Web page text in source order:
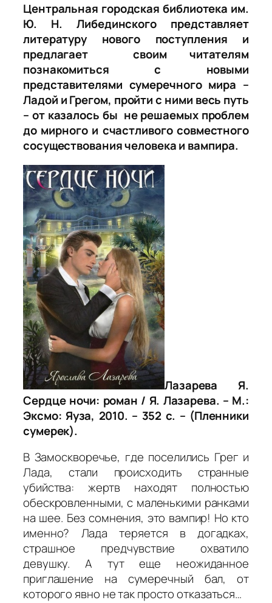
Центральная городская библиотека им.
Ю. Н. Либединского представляет
литературу нового поступления и
предлагает своим читателям
познакомиться с новыми
представителями сумеречного мира –
Ладой и Грегом, пройти с ними весь путь
– от казалось бы не решаемых проблем
до мирного и счастливого совместного
сосуществования человека и вампира.
Лазарева Я.
Сердце ночи: роман / Я. Лазарева. – М.:
Эксмо: Яуза, 2010. – 352 с. – (Пленники
сумерек).
В Замоскворечье, где поселились Грег и
Лада, стали происходить странные
убийства: жертв находят полностью
обескровленными, с маленькими ранками
на шее. Без сомнения, это вампир! Но кто
именно? Лада теряется в догадках,
страшное предчувствие охватило
девушку. А тут еще неожиданное
приглашение на сумеречный бал, от
которого явно не так просто отказаться…